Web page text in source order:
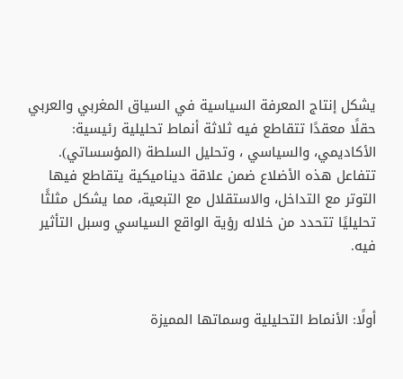
يشكل إنتاج المعرفة السياسية في السياق المغربي والعربي
حقلًا معقدًا تتقاطع فيه ثلاثة أنماط تحليلية رئيسية:
الأكاديمي، والسياسي ، وتحليل السلطة (المؤسساتي).
تتفاعل هذه الأضلاع ضمن علاقة ديناميكية يتقاطع فيها
التوتر مع التداخل، والاستقلال مع التبعية، مما يشكل مثلثًا
تحليليًا تتحدد من خلاله رؤية الواقع السياسي وسبل التأثير
فيه.
أولًا: الأنماط التحليلية وسماتها المميزة